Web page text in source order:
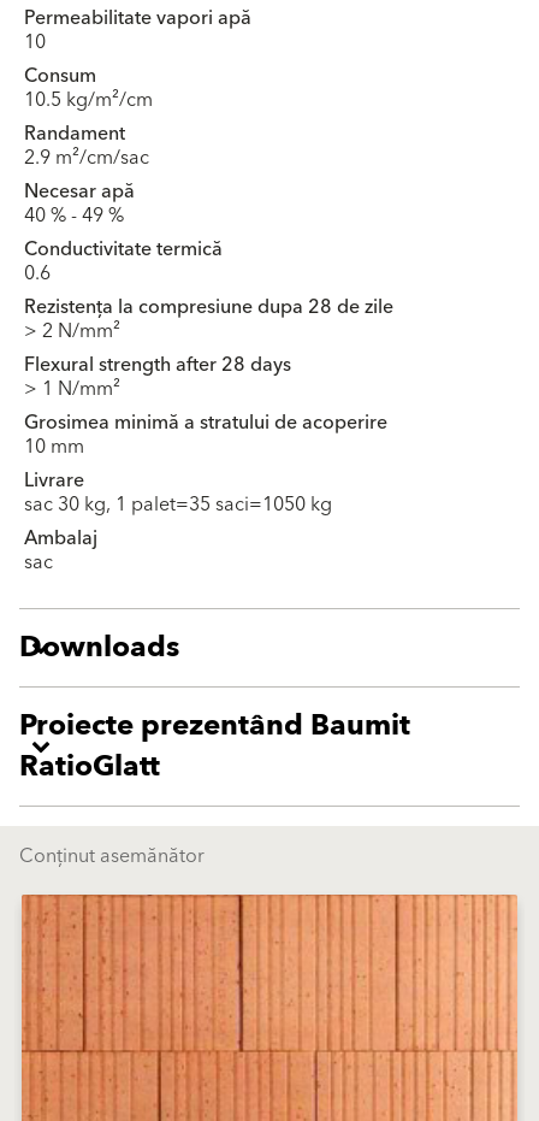
Permeabilitate vapori apă
10
Consum
10.5 kg/m²/cm
Randament
2.9 m²/cm/sac
Necesar apă
40 % - 49 %
Conductivitate termică
0.6
Rezistența la compresiune dupa 28 de zile
> 2 N/mm²
Flexural strength after 28 days
> 1 N/mm²
Grosimea minimă a stratului de acoperire
10 mm
Livrare
sac 30 kg, 1 palet=35 saci=1050 kg
Ambalaj
sac
Downloads
Proiecte prezentând Baumit
RatioGlatt
Conținut asemănător